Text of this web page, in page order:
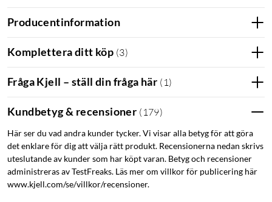
Archer AXE75
Utrustad med 6 externa antenner, 5-portswitch (1 Gb/s) och
(Windows) och USB-hårddisk. Hårddisken kan även användas
som automatisk backup för Mac OS-datorer (Time Machine).
Stöd för IPTV. Konfigureras via webbgränssnitt eller
Levereras med strömadapter och nätverkskabel.
HomeShield
Utrustad med TP-link HomeShield som ger ökad säkerhet,
virusskydd och kontinuerliga säkerhetsuppdateringar.
Producentinformation
Komplettera ditt köp (3)
Fråga Kjell – ställ din fråga här ( 1)
Kundbetyg & recensioner ( 179)
Här ser du vad andra kunder tycker. Vi visar alla betyg för att göra
det enklare för dig att välja rätt produkt. Recensionerna nedan skrivs
uteslutande av kunder som har köpt varan. Betyg och recensioner
administreras av TestFreaks. Läs mer om villkor för publicering här
www.kjell.com/se/villkor/recensioner.